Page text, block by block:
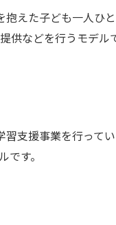
えた子ども一人ひ
などを行うモデル
支援事業を行って
す。